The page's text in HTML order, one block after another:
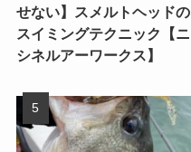
せない】スメルトヘッドの
スイミングテクニック【ニ
シネルアーワークス】